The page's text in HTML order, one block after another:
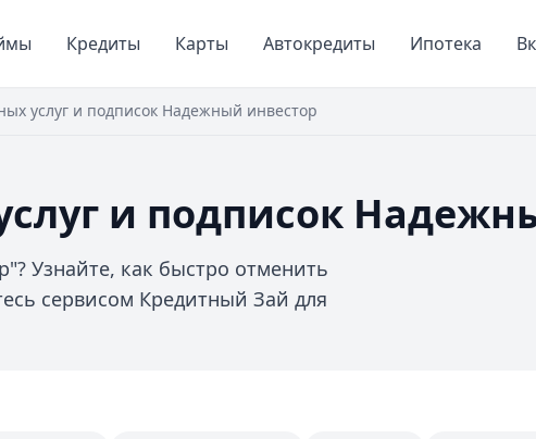
Кредиты Карты Автокредиты Ипотека
услуг и подписок Надежный инвестор
и подписок
Узнайте, как быстро отменить
сервисом Кредитный Зай для